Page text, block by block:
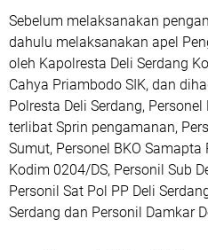
Sebelum melaksanakan
dahulu melaksanakan apel
oleh Kapolresta Deli Serdang
Cahya Priambodo SIK, dan
Polresta Deli Serdang,
terlibat Sprin pengamanan,
Sumut, Personel BKO Samapta
Kodim 0204/DS, Personil Sub
Personil Sat Pol PP Deli
Serdang dan Personil Damkar